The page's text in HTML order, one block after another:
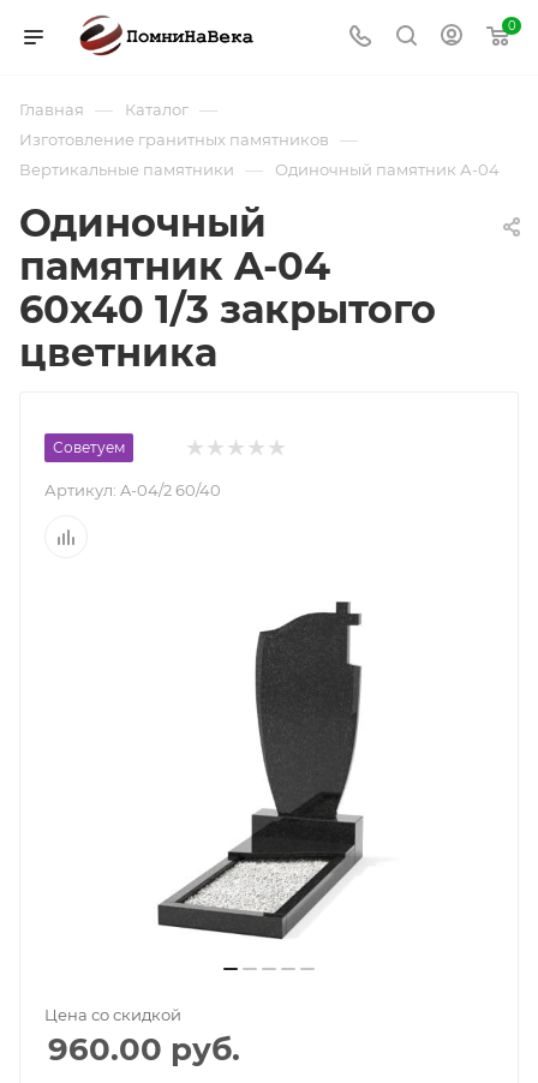
0
Главная — Каталог —
Изготовление гранитных памятников —
Вертикальные памятники — Одиночный памятник А-04
Одиночный
памятник A-04
60х40 1/3 закрытого
цветника
Советуем
Артикул: A-04/2 60/40
Цена со скидкой
960.00 руб.